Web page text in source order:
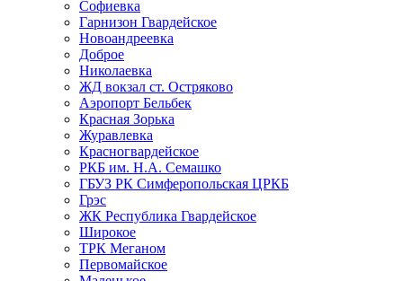
Софиевка
Гарнизон Гвардейское
Новоандреевка
Доброе
Николаевка
ЖД вокзал ст. Остряково
Аэропорт Бельбек
Красная Зорька
Журавлевка
Красногвардейское
РКБ им. Н.А. Семашко
ГБУЗ РК Симферопольская ЦРКБ
Грэс
ЖК Республика Гвардейское
Широкое
ТРК Меганом
Первомайское